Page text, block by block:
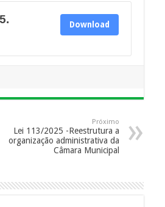
Download
Próximo
Lei 113/2025 -Reestrutura a
organização administrativa da
Câmara Municipal